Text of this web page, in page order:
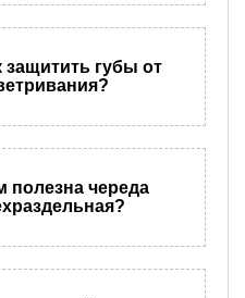
защитить губы от
полезна череда